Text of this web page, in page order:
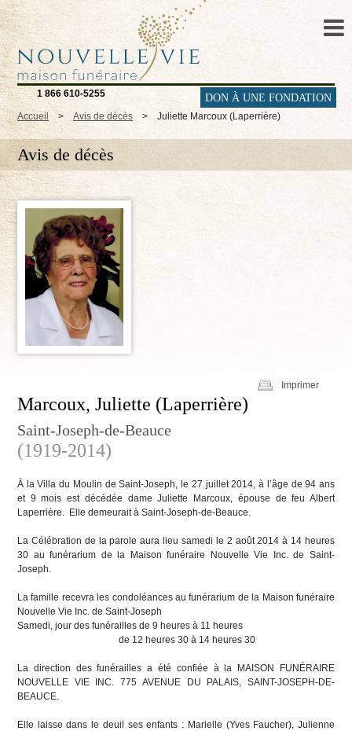
1 866 610-5255 DON À UNE FONDATION
Accueil > Avis de décès > Juliette Marcoux (Laperrière)
Avis de décès
Imprimer
Marcoux, Juliette (Laperrière)
Saint-Joseph-de-Beauce
(1919-2014)
À la Villa du Moulin de Saint-Joseph, le 27 juillet 2014, à l’âge de 94 ans
et 9 mois est décédée dame Juliette Marcoux, épouse de feu Albert
Laperrière. Elle demeurait à Saint-Joseph-de-Beauce.
La Célébration de la parole aura lieu samedi le 2 août 2014 à 14 heures
30 au funérarium de la Maison funéraire Nouvelle Vie Inc. de Saint-
Joseph.
La famille recevra les condoléances au funérarium de la Maison funéraire
Nouvelle Vie Inc. de Saint-Joseph
Samedi, jour des funérailles de 9 heures à 11 heures
de 12 heures 30 à 14 heures 30
La direction des funérailles a été confiée à la MAISON FUNÉRAIRE
NOUVELLE VIE INC. 775 AVENUE DU PALAIS, SAINT-JOSEPH-DE-
BEAUCE.
Elle laisse dans le deuil ses enfants : Marielle (Yves Faucher), Julienne